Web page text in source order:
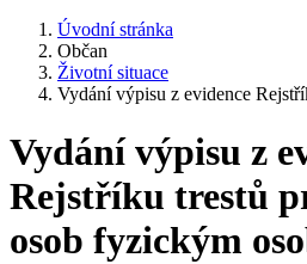
Úvodní stránka
Občan
Životní situace
Vydání výpisu z evidence
Vydání výpisu z
Rejstříku trestů
osob fyzickým